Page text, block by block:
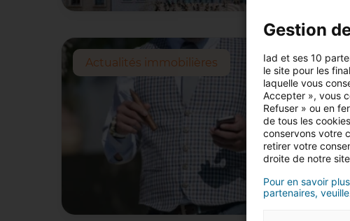
Actualités immobilières
Gestion
Iad et ses 10
le site pour les
laquelle vous
Accepter », vous
Refuser » ou en
de tous les
conservons votre
retirer votre
droite de notre
Pour en savoir
partenaires,